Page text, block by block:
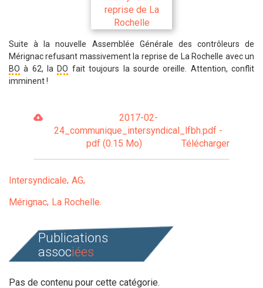
Suite à la nouvelle Assemblée Générale des contrôleurs de
Mérignac refusant massivement la reprise de La Rochelle avec un
BO à 62, la DO fait toujours la sourde oreille. Attention, conflit
imminent !
2017-02-
24_communique_intersyndical_lfbh.pdf -
pdf (0.15 Mo)
Télécharger
Intersyndicale AG
Mérignac La Rochelle
Publications
associées
Pas de contenu pour cette catégorie.